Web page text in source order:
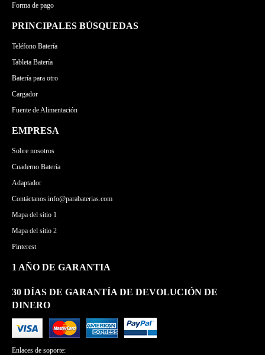
Forma de pago
PRINCIPALES BÚSQUEDAS
Teléfono Batería
Tableta Batería
Batería para otro
Cargador
Fuente de Alimentación
EMPRESA
Sobre nosotros
Cuaderno Batería
Adaptador
Contáctanos:info@parabaterias.com
Mapa del sitio 1
Mapa del sitio 2
Pinterest
1 AÑO DE GARANTIA
30 DÍAS DE GARANTÍA DE DEVOLUCIÓN DE
DINERO
Enlaces de soporte: